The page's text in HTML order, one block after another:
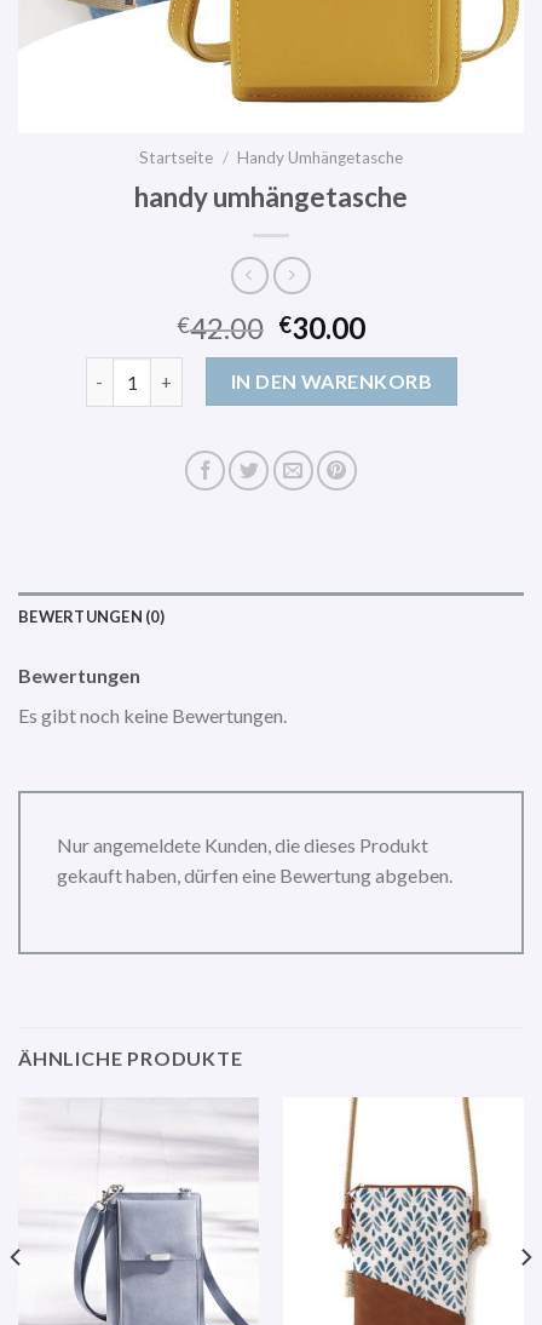
Startseite / Handy Umhängetasche
handy umhängetasche
€42.00 €30.00
handy umhängetasche MengeIN DEN WARENKORB
BEWERTUNGEN (0)
Bewertungen
Es gibt noch keine Bewertungen.
Nur angemeldete Kunden, die dieses Produkt
gekauft haben, dürfen eine Bewertung abgeben.
ÄHNLICHE PRODUKTE